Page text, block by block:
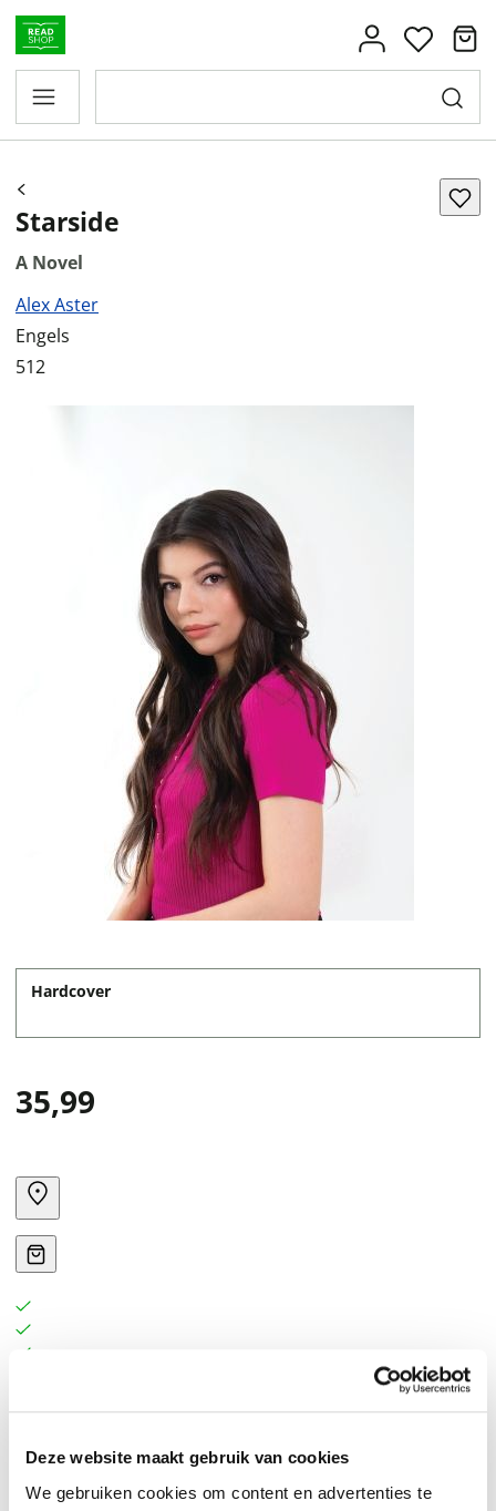
Deze website maakt gebruik van cookies
We gebruiken cookies om content en advertenties te
Starside
A Novel
Alex Aster
Engels
512
Hardcover
35,99